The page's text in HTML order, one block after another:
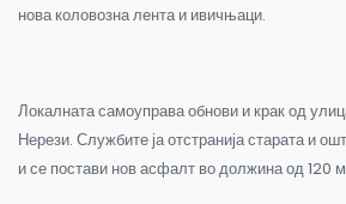
нова коловозна лента и ивичњаци.
Локалната самоуправа обнови и крак од
Нерези. Службите ја отстранија старата и
и се постави нов асфалт во должина од 120